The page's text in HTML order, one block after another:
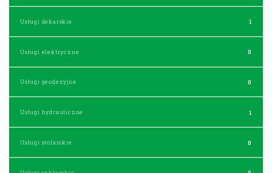
Usługi dekarskie 1
Usługi elektryczne 0
Usługi geodezyjne 0
Usługi hydrauliczne 1
Usługi stolarskie 0